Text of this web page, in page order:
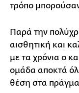
τρόπο
Παρά την
αισθητική και
με τα χρόνια ο
ομάδα αποκτά
θέση στα